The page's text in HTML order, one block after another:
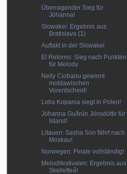
Überragender Sieg für
Jóhanna!
Slowakei: Ergebnis aus
Bratislava (1)
Auftakt in der Slowakei
El Retorno: Sieg nach Punkten
für Melody
Nelly Ciobanu gewinnt
moldawischen
Vorentscheid!
Lidia Kopania siegt in Polen!
Jóhanna Guðrún Jónsdóttir für
Island!
Litauen: Sasha Son fährt nach
Moskau!
Norwegen: Finale vollständig!
Melodifestivalen: Ergebnis aus
Skellefteå!